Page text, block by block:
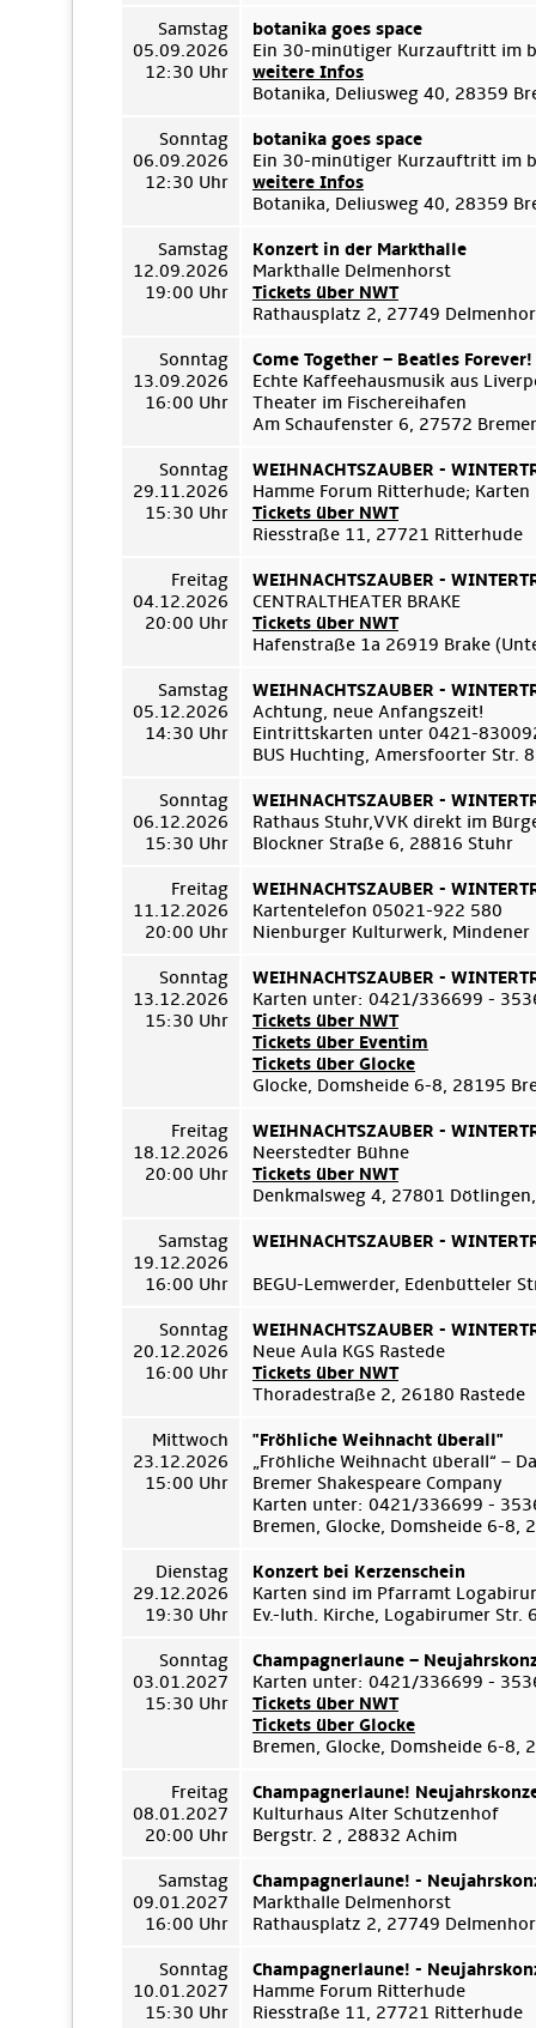
Samstag
05.09.2026
12:30 Uhr
botanika goes space
Ein 30-minütiger Kurzauftritt im
weitere Infos
Botanika, Deliusweg 40, 28359
Sonntag
06.09.2026
12:30 Uhr
botanika goes space
Ein 30-minütiger Kurzauftritt im
weitere Infos
Botanika, Deliusweg 40, 28359
Samstag
12.09.2026
19:00 Uhr
Konzert in der Markthalle
Markthalle Delmenhorst
Tickets über NWT
Rathausplatz 2, 27749
Sonntag
13.09.2026
16:00 Uhr
Come Together – Beatles Forever!
Echte Kaffeehausmusik aus
Theater im Fischereihafen
Am Schaufenster 6, 27572
Sonntag
29.11.2026
15:30 Uhr
WEIHNACHTSZAUBER -
Hamme Forum Ritterhude;
Tickets über NWT
Riesstraße 11, 27721 Ritterhude
Freitag
04.12.2026
20:00 Uhr
WEIHNACHTSZAUBER -
CENTRALTHEATER BRAKE
Tickets über NWT
Hafenstraße 1a 26919 Brake
Samstag
05.12.2026
14:30 Uhr
WEIHNACHTSZAUBER -
Achtung, neue Anfangszeit!
Eintrittskarten unter 0421-
BUS Huchting, Amersfoorter Str.
Sonntag
06.12.2026
15:30 Uhr
WEIHNACHTSZAUBER -
Rathaus Stuhr,VVK direkt im
Blockner Straße 6, 28816 Stuhr
Freitag
11.12.2026
20:00 Uhr
WEIHNACHTSZAUBER -
Kartentelefon 05021-922 580
Nienburger Kulturwerk,
Sonntag
13.12.2026
15:30 Uhr
WEIHNACHTSZAUBER -
Karten unter: 0421/336699 -
Tickets über NWT
Tickets über Eventim
Tickets über Glocke
Glocke, Domsheide 6-8, 28195
Freitag
18.12.2026
20:00 Uhr
WEIHNACHTSZAUBER -
Neerstedter Bühne
Tickets über NWT
Denkmalsweg 4, 27801
Samstag
19.12.2026
16:00 Uhr
WEIHNACHTSZAUBER -
BEGU-Lemwerder, Edenbütteler
Sonntag
20.12.2026
16:00 Uhr
WEIHNACHTSZAUBER -
Neue Aula KGS Rastede
Tickets über NWT
Thoradestraße 2, 26180 Rastede
Mittwoch
23.12.2026
15:00 Uhr
"Fröhliche Weihnacht überall"
„Fröhliche Weihnacht überall“ –
Bremer Shakespeare Company
Karten unter: 0421/336699 -
Bremen, Glocke, Domsheide 6-8,
Dienstag
29.12.2026
19:30 Uhr
Konzert bei Kerzenschein
Karten sind im Pfarramt
Ev.-luth. Kirche, Logabirumer Str.
Sonntag
03.01.2027
15:30 Uhr
Champagnerlaune –
Karten unter: 0421/336699 -
Tickets über NWT
Tickets über Glocke
Bremen, Glocke, Domsheide 6-8,
Freitag
08.01.2027
20:00 Uhr
Champagnerlaune!
Kulturhaus Alter Schützenhof
Bergstr. 2 , 28832 Achim
Samstag
09.01.2027
16:00 Uhr
Champagnerlaune! -
Markthalle Delmenhorst
Rathausplatz 2, 27749
Sonntag
10.01.2027
15:30 Uhr
Champagnerlaune! -
Hamme Forum Ritterhude
Riesstraße 11, 27721 Ritterhude